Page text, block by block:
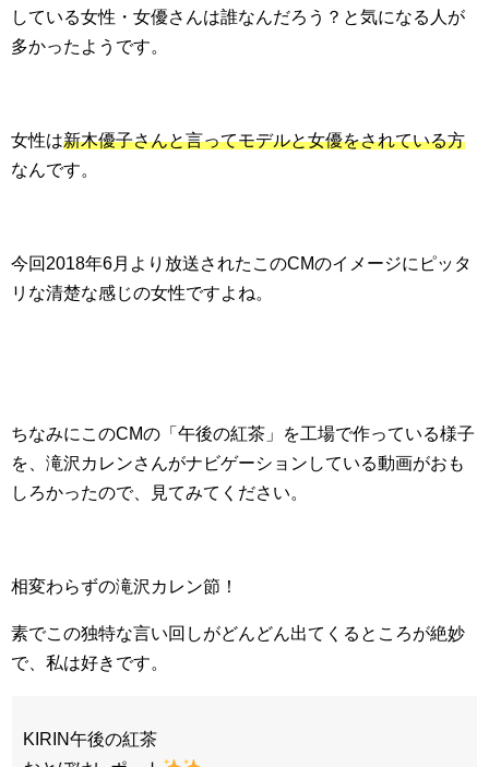
している女性・女優さんは誰なんだろう？と気になる人が
多かったようです。
女性は新木優子さんと言ってモデルと女優をされている方
なんです。
今回2018年6月より放送されたこのCMのイメージにピッタ
リな清楚な感じの女性ですよね。
ちなみにこのCMの「午後の紅茶」を工場で作っている様子
を、滝沢カレンさんがナビゲーションしている動画がおも
しろかったので、見てみてください。
相変わらずの滝沢カレン節！
素でこの独特な言い回しがどんどん出てくるところが絶妙
で、私は好きです。
KIRIN午後の紅茶